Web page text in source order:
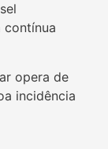
contínua
opera de
incidência